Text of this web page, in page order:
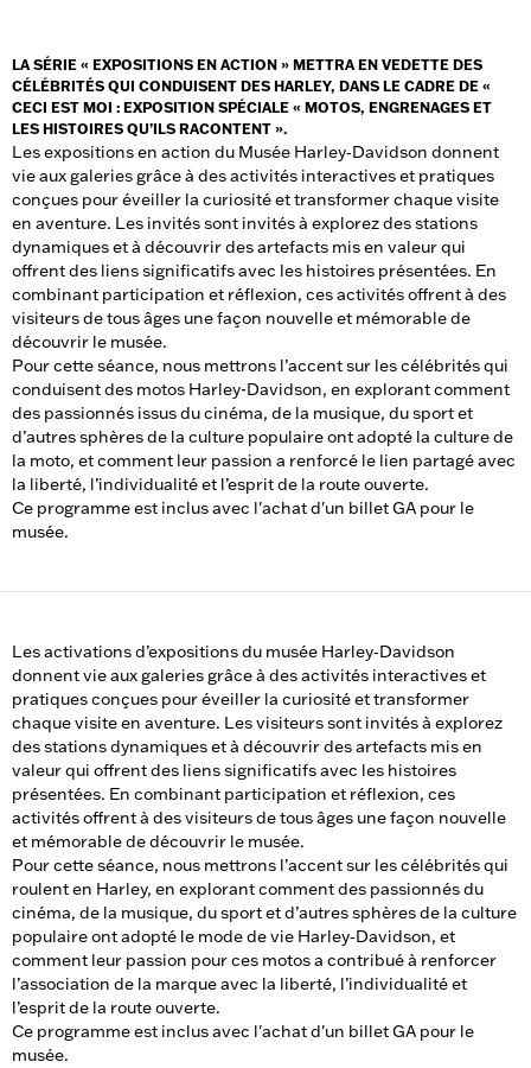
LA SÉRIE « EXPOSITIONS EN ACTION » METTRA EN VEDETTE DES
CÉLÉBRITÉS QUI CONDUISENT DES HARLEY, DANS LE CADRE DE «
CECI EST MOI : EXPOSITION SPÉCIALE « MOTOS, ENGRENAGES ET
LES HISTOIRES QU’ILS RACONTENT ».
Les expositions en action du Musée Harley‑Davidson donnent
vie aux galeries grâce à des activités interactives et pratiques
conçues pour éveiller la curiosité et transformer chaque visite
en aventure. Les invités sont invités à explorez des stations
dynamiques et à découvrir des artefacts mis en valeur qui
offrent des liens significatifs avec les histoires présentées. En
combinant participation et réflexion, ces activités offrent à des
visiteurs de tous âges une façon nouvelle et mémorable de
découvrir le musée.
Pour cette séance, nous mettrons l’accent sur les célébrités qui
conduisent des motos Harley-Davidson, en explorant comment
des passionnés issus du cinéma, de la musique, du sport et
d’autres sphères de la culture populaire ont adopté la culture de
la moto, et comment leur passion a renforcé le lien partagé avec
la liberté, l’individualité et l’esprit de la route ouverte.
Ce programme est inclus avec l'achat d'un billet GA pour le
musée.
Les activations d’expositions du musée Harley‑Davidson
donnent vie aux galeries grâce à des activités interactives et
pratiques conçues pour éveiller la curiosité et transformer
chaque visite en aventure. Les visiteurs sont invités à explorez
des stations dynamiques et à découvrir des artefacts mis en
valeur qui offrent des liens significatifs avec les histoires
présentées. En combinant participation et réflexion, ces
activités offrent à des visiteurs de tous âges une façon nouvelle
et mémorable de découvrir le musée.
Pour cette séance, nous mettrons l’accent sur les célébrités qui
roulent en Harley, en explorant comment des passionnés du
cinéma, de la musique, du sport et d’autres sphères de la culture
populaire ont adopté le mode de vie Harley‑Davidson, et
comment leur passion pour ces motos a contribué à renforcer
l’association de la marque avec la liberté, l’individualité et
l’esprit de la route ouverte.
Ce programme est inclus avec l'achat d'un billet GA pour le
musée.